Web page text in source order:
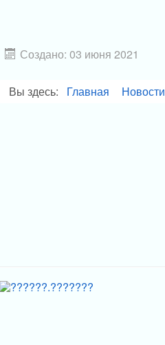
Создано: 03 июня 2021
Вы здесь: Главная Новости